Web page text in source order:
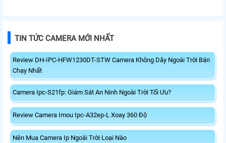
TIN TỨC CAMERA MỚI NHẤT
Review DH-IPC-HFW1230DT-STW Camera Không Dây Ngoài Trời Bán
Chạy Nhất
Camera Ipc-S21fp: Giám Sát An Ninh Ngoài Trời Tối Ưu?
Review Camera Imou Ipc-A32ep-L Xoay 360 Độ
Nên Mua Camera Ip Ngoài Trời Loại Nào